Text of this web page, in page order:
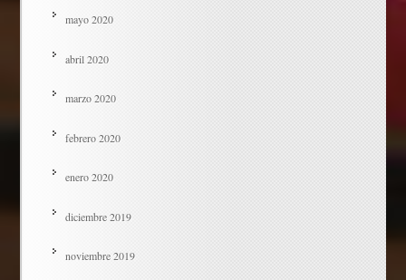
mayo 2020
abril 2020
marzo 2020
febrero 2020
enero 2020
diciembre 2019
noviembre 2019